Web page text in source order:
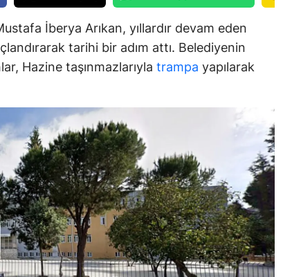
Şanlıurfa
Uşak
Yozgat
Zonguldak
Aksaray
Bayburt
Karaman
Kırıkkale
İberya Arıkan, yıllardır devam eden
tarihi bir adım attı. Belediyenin
Hazine taşınmazlarıyla trampa yapılarak